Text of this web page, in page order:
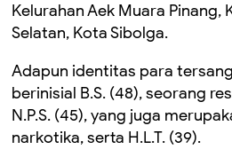
Kelurahan Aek Muara Pinang,
Selatan, Kota Sibolga.
Adapun identitas para
berinisial B.S. (48), seorang
N.P.S. (45), yang juga
narkotika, serta H.L.T. (39).